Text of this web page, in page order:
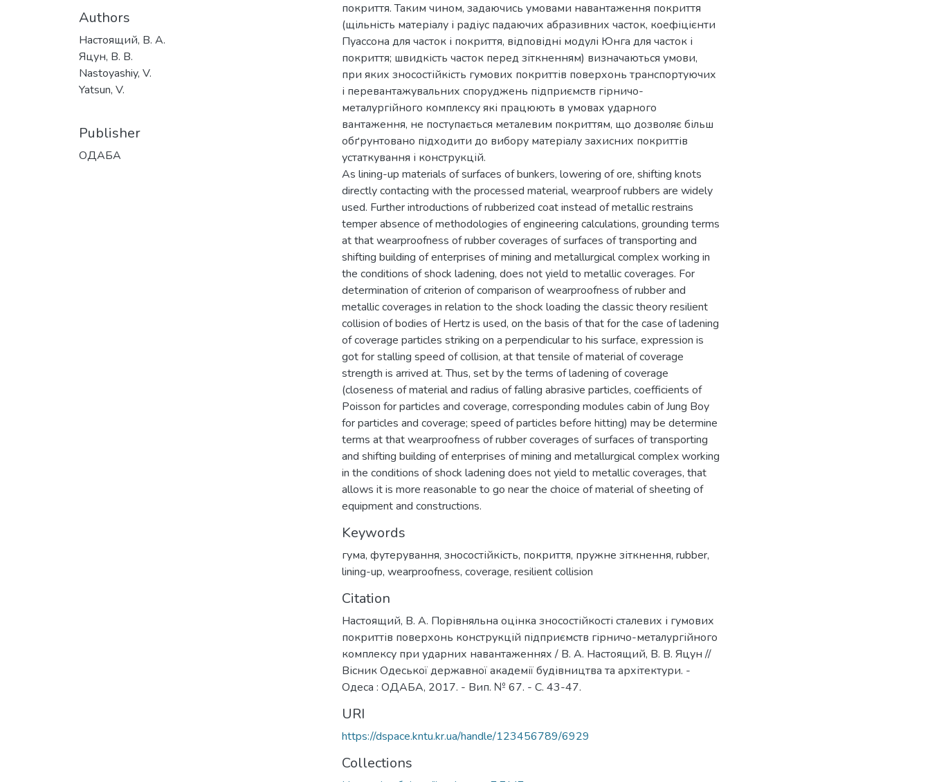
Authors
Настоящий, В. А.
Яцун, В. В.
Nastoyashiy, V.
Yatsun, V.
Publisher
ОДАБА
покриття. Таким чином, задаючись умовами навантаження покриття
(щільність матеріалу і радіус падаючих абразивних часток, коефіцієнти
Пуассона для часток і покриття, відповідні модулі Юнга для часток і
покриття; швидкість часток перед зіткненням) визначаються умови,
при яких зносостійкість гумових покриттів поверхонь транспортуючих
і перевантажувальних споруджень підприємств гірничо-
металургійного комплексу які працюють в умовах ударного
вантаження, не поступається металевим покриттям, що дозволяє більш
обґрунтовано підходити до вибору матеріалу захисних покриттів
устаткування і конструкцій.
As lining-up materials of surfaces of bunkers, lowering of ore, shifting knots
directly contacting with the processed material, wearproof rubbers are widely
used. Further introductions of rubberized coat instead of metallic restrains
temper absence of methodologies of engineering calculations, grounding terms
at that wearproofness of rubber coverages of surfaces of transporting and
shifting building of enterprises of mining and metallurgical complex working in
the conditions of shock ladening, does not yield to metallic coverages. For
determination of criterion of comparison of wearproofness of rubber and
metallic coverages in relation to the shock loading the classic theory resilient
collision of bodies of Hertz is used, on the basis of that for the case of ladening
of coverage particles striking on a perpendicular to his surface, expression is
got for stalling speed of collision, at that tensile of material of coverage
strength is arrived at. Thus, set by the terms of ladening of coverage
(closeness of material and radius of falling abrasive particles, coefficients of
Poisson for particles and coverage, corresponding modules cabin of Jung Boy
for particles and coverage; speed of particles before hitting) may be determine
terms at that wearproofness of rubber coverages of surfaces of transporting
and shifting building of enterprises of mining and metallurgical complex working
in the conditions of shock ladening does not yield to metallic coverages, that
allows it is more reasonable to go near the choice of material of sheeting of
equipment and constructions.
Keywords
гума, футерування, зносостійкість, покриття, пружне зіткнення, rubber,
lining-up, wearproofness, coverage, resilient collision
Citation
Настоящий, В. А. Порівняльна оцінка зносостійкості сталевих і гумових
покриттів поверхонь конструкцій підприємств гірничо-металургійного
комплексу при ударних навантаженнях / В. А. Настоящий, В. В. Яцун //
Вісник Одеської державної академії будівництва та архітектури. -
Одеса : ОДАБА, 2017. - Вип. № 67. - С. 43-47.
URI
https://dspace.kntu.kr.ua/handle/123456789/6929
Collections